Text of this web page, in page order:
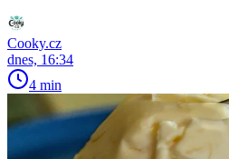
Cooky.cz
dnes, 16:34
4 min